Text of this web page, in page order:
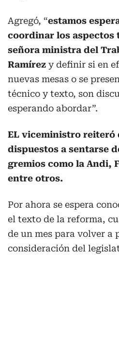
Agregó, “estamos
coordinar los aspectos
señora ministra del
Ramírez y definir si en
nuevas mesas o se
técnico y texto, son
esperando abordar”.
EL viceministro reiteró
dispuestos a sentarse
gremios como la Andi,
entre otros.
Por ahora se espera
el texto de la reforma,
de un mes para volver a
consideración del